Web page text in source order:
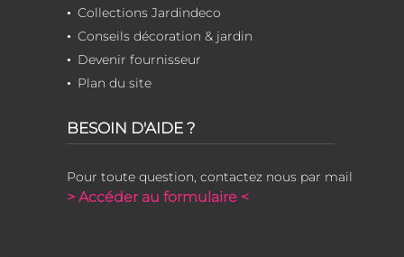
Collections Jardindeco
Conseils décoration & jardin
Devenir fournisseur
Plan du site
BESOIN D'AIDE ?
Pour toute question, contactez nous par mail
> Accéder au formulaire <